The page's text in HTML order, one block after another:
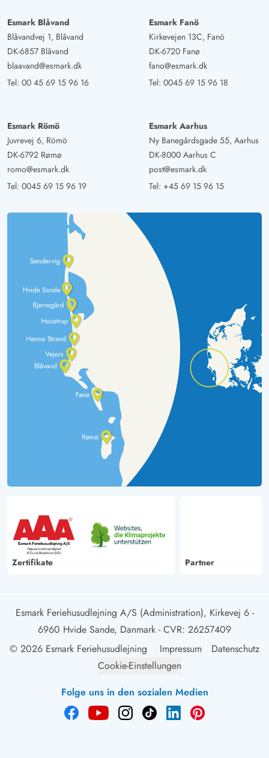
Esmark Blåvand
Blåvandvej 1, Blåvand
DK-6857 Blåvand
blaavand@esmark.dk
Tel: 00 45 69 15 96 16
Esmark Fanö
Kirkevejen 13C, Fanö
DK-6720 Fanø
fano@esmark.dk
Tel: 0045 69 15 96 18
Esmark Römö
Juvrevej 6, Römö
DK-6792 Rømø
romo@esmark.dk
Tel: 0045 69 15 96 19
Esmark Aarhus
Ny Banegårdsgade 55, Aarhus
DK-8000 Aarhus C
post@esmark.dk
Tel: +45 69 15 96 15
Zertifikate Partner
Esmark Feriehusudlejning A/S (Administration), Kirkevej 6 -
6960 Hvide Sande, Danmark - CVR: 26257409
© 2026 Esmark Feriehusudlejning
Impressum
Datenschutz
Cookie-Einstellungen
Folge uns in den sozialen Medien